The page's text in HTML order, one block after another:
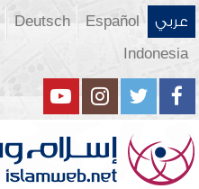
عربي Español
Deutsch
Indonesia